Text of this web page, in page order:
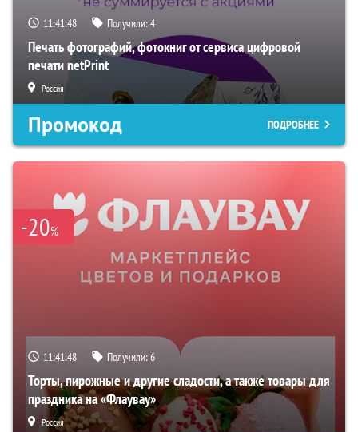
11:41:47 Получили:4
Печать фотографий, фотокниг от сервиса цифровой
печати netPrint
Россия
Промокод ПОДРОБНЕЕ
-20%
11:41:47 Получили:6
Торты, пирожные и другие сладости, а также товары для
праздника на «Флаувау»
Россия